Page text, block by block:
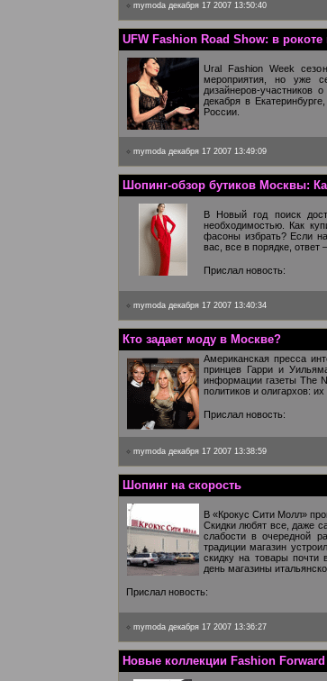
mymoda декабря 17 2007 13:50:40
UFW Fashion Road Show: в
Ural Fashion Week
мероприятия, но уже
дизайнеров-
декабря в
России.
mymoda декабря 17 2007 13:49:09
Шопинг-обзор бутиков Москвы:
В Новый год поиск
необходимостью. Как
фасоны избрать? Если
вас, все в порядке, ответ
Прислал новость:
mymoda декабря 17 2007 13:40:34
Кто задает моду в Москве?
Американская пресса
принцев Гарри и
информации газеты The
политиков и олигархов:
Прислал новость:
mymoda декабря 17 2007 13:38:59
Шопинг на скорость
В «Крокус Сити Молл»
Скидки любят все, даже
слабости в очередной
традиции магазин
скидку на товары почти
день магазины
Прислал новость:
mymoda декабря 17 2007 13:36:27
Новые коллекции Fashion Forward